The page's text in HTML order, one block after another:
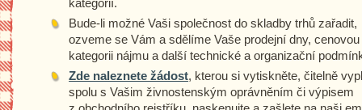
kategorií.
Bude-li možné Vaši společnost do skladby trhů zařadit,
ozveme se Vám a sdělíme Vaše prodejní dny, cenovou
kategorii nájmu a další technické a organizační
Zde naleznete žádost, kterou si vytiskněte, čitelně
spolu s Vašim živnostenským oprávněním či výpisem